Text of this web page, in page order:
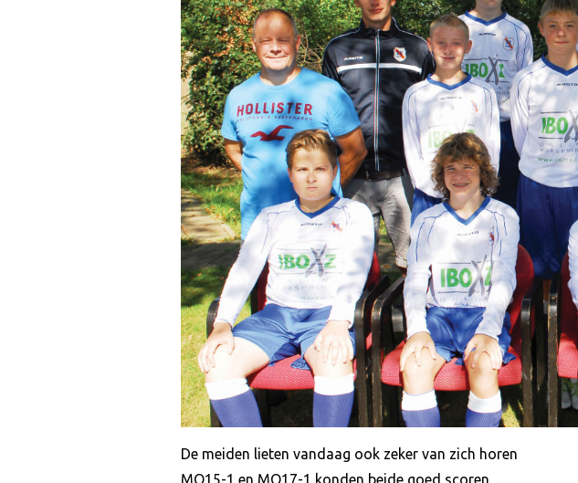
De meiden lieten vandaag ook zeker van zich horen
MO15-1 en MO17-1 konden beide goed scoren